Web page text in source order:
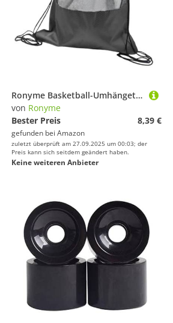
Ronyme Basketball-Umhängetasche, Kordelzug-Rucksack, tragbar, reißfest, für den Außenbereich, Oxford-Stoff für Fußball, Schwarz
von Ronyme
Bester Preis
8,39 €
gefunden bei Amazon
zuletzt überprüft am 27.09.2025 um 00:03; der
Preis kann sich seitdem geändert haben.
Keine weiteren Anbieter